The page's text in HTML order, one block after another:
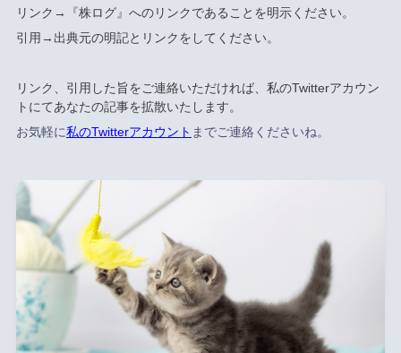
リンク→『株ログ』へのリンクであることを明示ください。
引用→出典元の明記とリンクをしてください。
リンク、引用した旨をご連絡いただければ、私のTwitterアカウン
トにてあなたの記事を拡散いたします。
お気軽に私のTwitterアカウント までご連絡くださいね。